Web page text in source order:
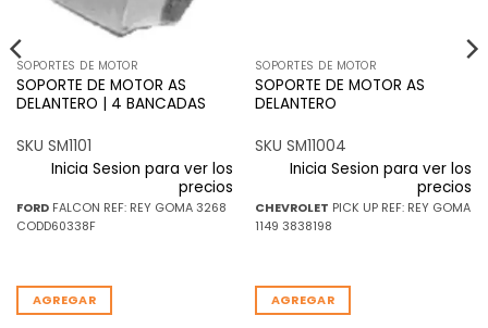
SOPORTES DE MOTOR
SOPORTE DE MOTOR AS
DELANTERO | 4 BANCADAS
SKU SM1101
Inicia Sesion para ver los
precios
FORDFALCON REF: REY GOMA 3268
CODD60338F
AGREGAR
SOPORTES DE MOTOR
SOPORTE DE MOTOR AS
DELANTERO
SKU SM11004
Inicia Sesion para ver los
precios
CHEVROLET PICK UP REF: REY GOMA
1149 3838198
AGREGAR